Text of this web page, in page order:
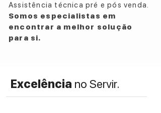
Assistência técnica pré e pós venda.
Somos especialistas em
encontrar a melhor solução
para si.
Excelência no Servir.